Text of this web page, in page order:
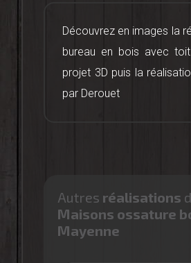
Découvrez en images la
bureau en bois avec
projet 3D puis la
par Derouet
Autres réalisations
Maisons ossature
Mayenne